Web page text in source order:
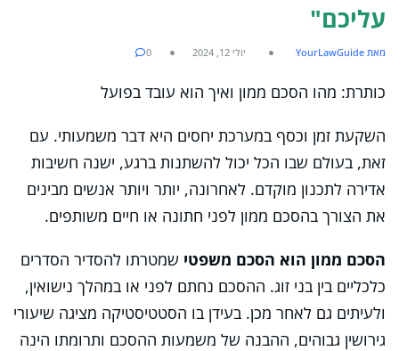
עליכם"
מאת YourLawGuide יולי 12, 2024 0
כותרת: מהו הסכם ממון ואיך הוא עובד בפועל
השקעת זמן וכסף במערכת יחסים היא דבר משמעותי. עם
זאת, בעולם שבו הכל יכול להשתנות ברגע, ישנה חשיבות
אדירה לתכנון מוקדם. לאחרונה, יותר ויותר אנשים מבינים
את הצורך בהסכם ממון לפני חתונה או חיים משותפים.
הסכם ממון הוא הסכם משפטי שמטרתו להסדיר הסדרים
כלכליים בין בני זוג. ההסכם נחתם לפני או במהלך נישואין,
ולעיתים גם לאחר מכן. בעידן בו הסטטיסטיקה מציגה שיעורי
גירושין גבוהים, ההבנה של משמעות ההסכם ותרומתו הינה